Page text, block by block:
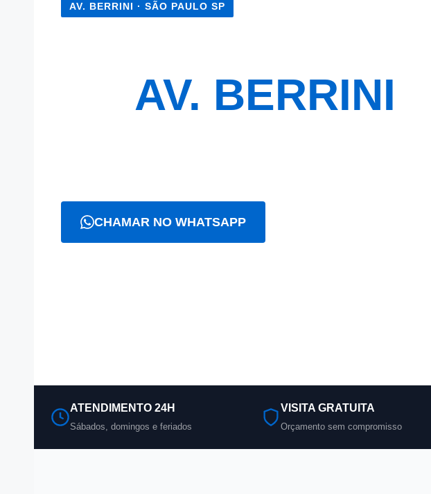
AV. BERRINI · SÃO PAULO SP
AV. BERRINI
CHAMAR NO WHATSAPP
ATENDIMENTO 24H
Sábados, domingos e feriados
VISITA GRATUITA
Orçamento sem compromisso